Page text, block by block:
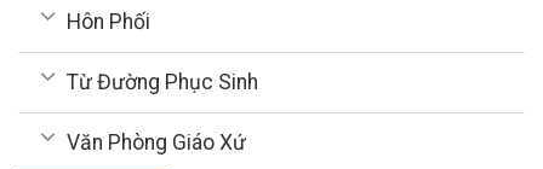
Hôn Phối
Từ Đường Phục Sinh
Văn Phòng Giáo Xứ